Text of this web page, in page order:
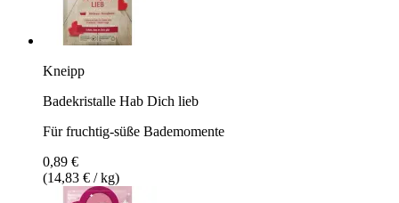
Kneipp
Badekristalle Hab Dich lieb
Für fruchtig-süße Bademomente
0,89 €
(14,83 € / kg)